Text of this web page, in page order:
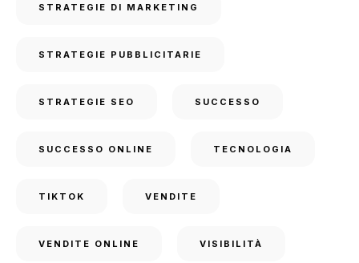
STRATEGIE DI MARKETING
STRATEGIE PUBBLICITARIE
STRATEGIE SEO SUCCESSO
SUCCESSO ONLINE TECNOLOGIA
TIKTOK VENDITE
VENDITE ONLINE VISIBILITÀ